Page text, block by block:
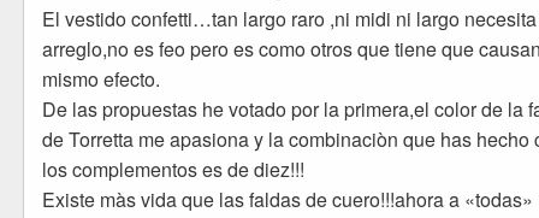
El vestido confetti…tan largo raro ,ni midi ni largo
arreglo,no es feo pero es como otros que tiene que
mismo efecto.
De las propuestas he votado por la primera,el color de la
de Torretta me apasiona y la combinaciòn que has hecho
los complementos es de diez!!!
Existe màs vida que las faldas de cuero!!!ahora a «todas»